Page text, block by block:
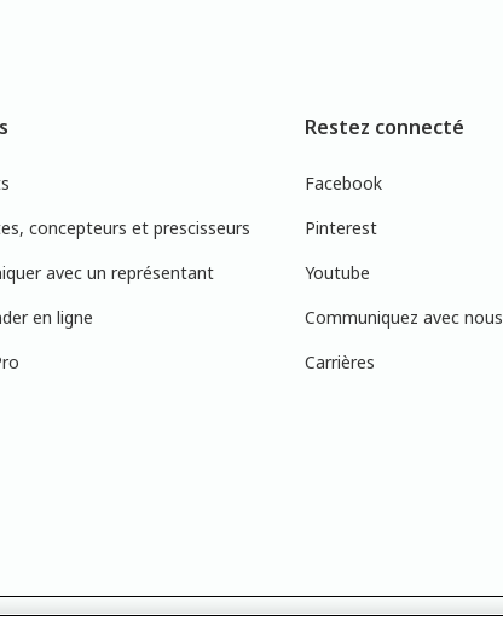
concepteurs et prescisseurs
avec un représentant
en ligne
Restez connecté
Facebook
Pinterest
Youtube
Communiquez avec nous
Carrières